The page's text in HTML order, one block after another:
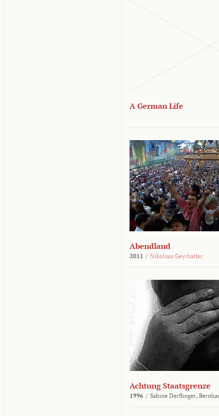
A German Life
Abendland
2011 / Nikolaus Geyrhalter
Achtung Staatsgrenze
1996 / Sabine Derflinger,